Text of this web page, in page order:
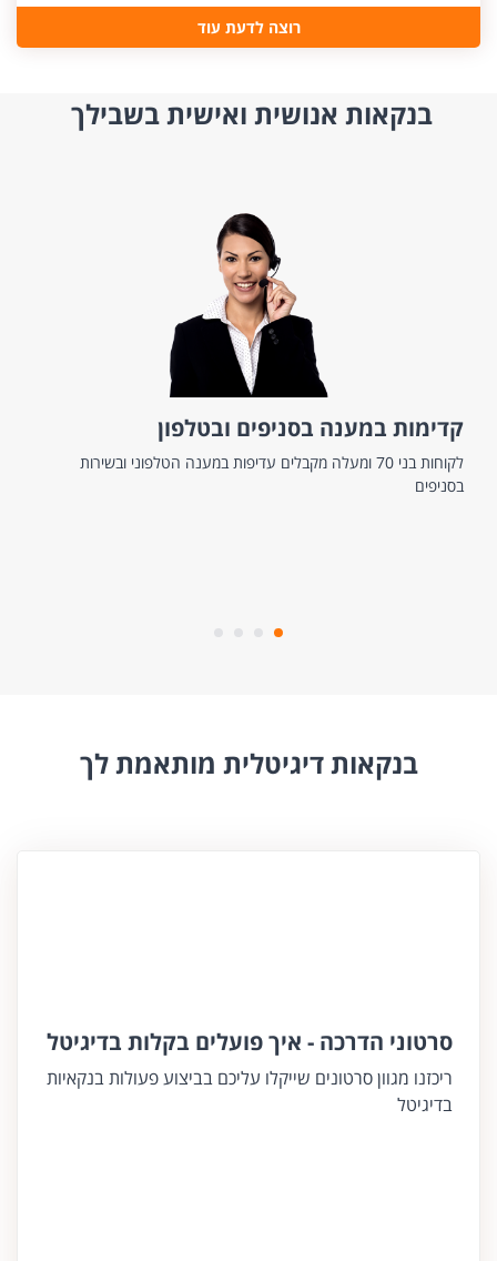
רוצה לדעת עוד
בנקאות אנושית ואישית בשבילך
קדימות במענה בסניפים ובטלפון
לקוחות בני 70 ומעלה מקבלים עדיפות במענה הטלפוני ובשירות
בסניפים
בנקאות דיגיטלית מותאמת לך
סרטוני הדרכה - איך פועלים בקלות בדיגיטל
ריכזנו מגוון סרטונים שייקלו עליכם בביצוע פעולות בנקאיות
בדיגיטל